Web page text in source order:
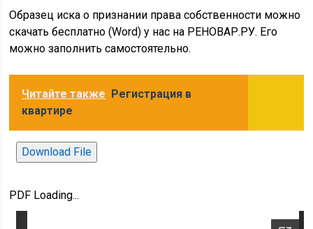
Образец иска о признании права собственности можно
скачать бесплатно (Word) у нас на РЕНОВАР.РУ. Его
можно заполнить самостоятельно.
Читайте также Регистрация в
квартире
Download File
PDF Loading...